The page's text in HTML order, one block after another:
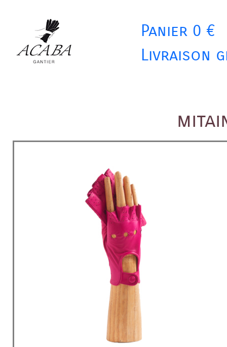
Panier 0 €
Livraison